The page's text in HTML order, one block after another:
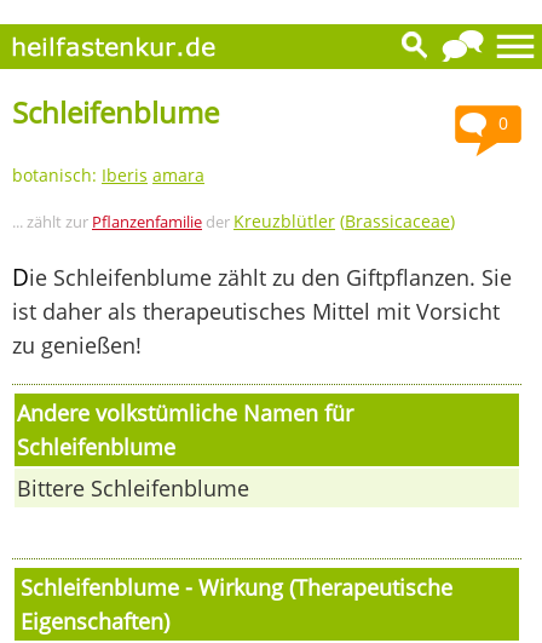
0
Schleifenblume
botanisch: Iberis amara
... zählt zur Pflanzenfamilie der Kreuzblütler (Brassicaceae)
Die Schleifenblume zählt zu den Giftpflanzen. Sie
ist daher als therapeutisches Mittel mit Vorsicht
zu genießen!
Andere volkstümliche Namen für
Schleifenblume
Bittere Schleifenblume
Schleifenblume - Wirkung (Therapeutische
Eigenschaften)